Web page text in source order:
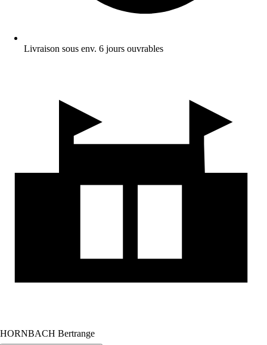
Livraison sous env. 6 jours ouvrables
HORNBACH Bertrange